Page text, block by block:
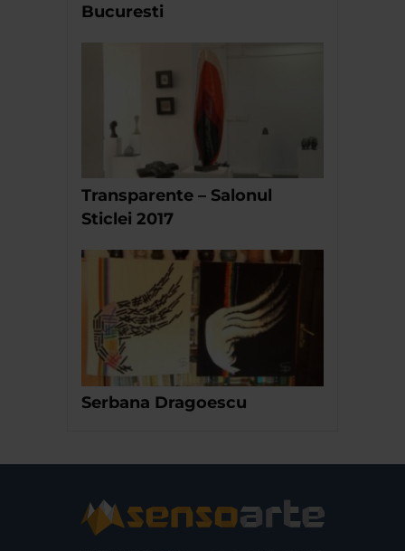
Bucuresti
Transparente – Salonul
Sticlei 2017
Serbana Dragoescu